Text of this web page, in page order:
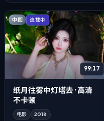
中国 连载中
99:17
纸月往雾中灯塔去 · 高清
不卡顿
电影 2018